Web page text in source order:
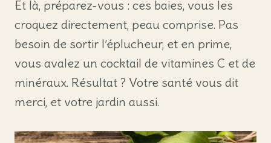
Et là, préparez-vous : ces baies, vous les
croquez directement, peau comprise. Pas
besoin de sortir l’éplucheur, et en prime,
vous avalez un cocktail de vitamines C et de
minéraux. Résultat ? Votre santé vous dit
merci, et votre jardin aussi.